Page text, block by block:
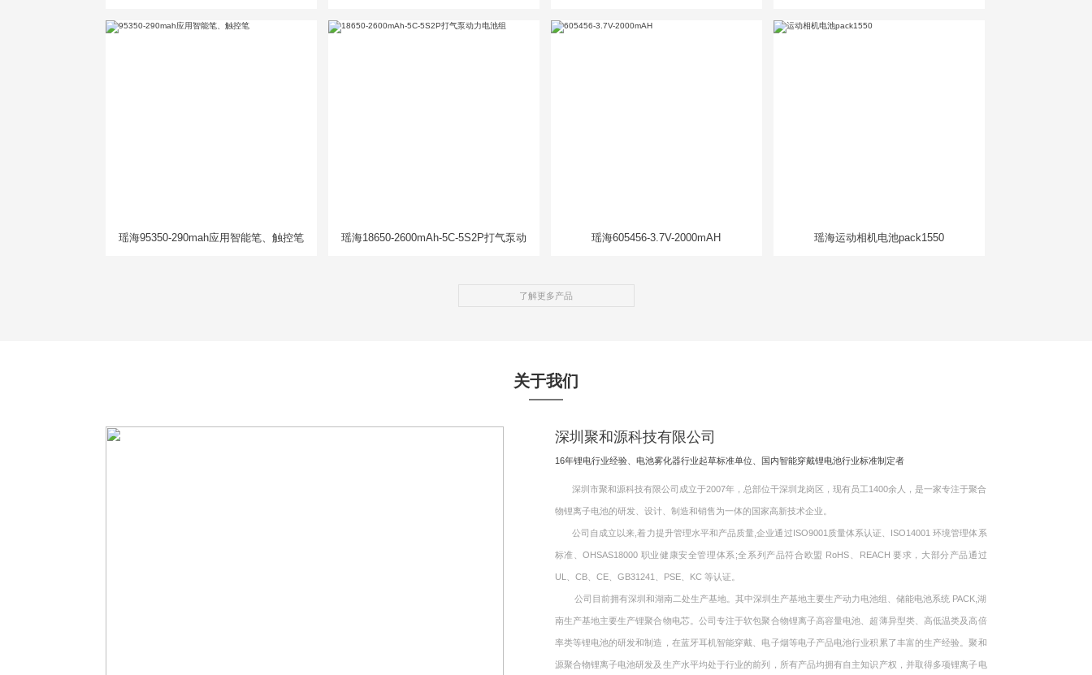
瑶海95350-290mah应用智能笔、触控笔
瑶海18650-2600mAh-5C-5S2P打气泵动
瑶海605456-3.7V-2000mAH 瑶海运动相机电池pack1550
了解更多产品
关于我们
深圳聚和源科技有限公司
16年锂电行业经验、电池雾化器行业起草标准单位、国内智能穿戴锂电池行业标准制定者
深圳市聚和源科技有限公司成立于2007年，总部位干深圳龙岗区，现有员工1400余人，是一家专注于聚合
物锂离子电池的研发、设计、制造和销售为一体的国家高新技术企业。
公司自成立以来,着力提升管理水平和产品质量,企业通过ISO9001质量体系认证、ISO14001 环境管理体系
标准、OHSAS18000 职业健康安全管理体系;全系列产品符合欧盟 RoHS、REACH 要求，大部分产品通过
UL、CB、CE、GB31241、PSE、KC 等认证。
公司目前拥有深圳和湖南二处生产基地。其中深圳生产基地主要生产动力电池组、储能电池系统 PACK,湖
南生产基地主要生产锂聚合物电芯。公司专注于软包聚合物锂离子高容量电池、超薄异型类、高低温类及高倍
率类等锂电池的研发和制造，在蓝牙耳机智能穿戴、电子烟等电子产品电池行业积累了丰富的生产经验。聚和
源聚合物锂离子电池研发及生产水平均处于行业的前列，所有产品均拥有自主知识产权，并取得多项锂离子电